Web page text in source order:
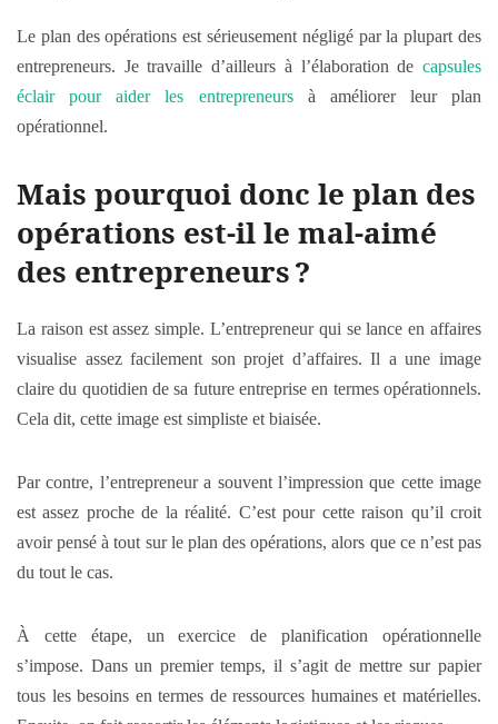
Le plan des opérations est sérieusement négligé par la plupart des
entrepreneurs. Je travaille d’ailleurs à l’élaboration de capsules
éclair pour aider les entrepreneursà améliorer leur plan
opérationnel.
Mais pourquoi donc le plan des
opérations est-il le mal-aimé
des entrepreneurs?
La raison est assez simple. L’entrepreneur qui se lance en affaires
visualise assez facilement son projet d’affaires. Il a une image
claire du quotidien de sa future entreprise en termes opérationnels.
Cela dit, cette image est simpliste et biaisée.
Par contre, l’entrepreneur a souvent l’impression que cette image
est assez proche de la réalité. C’est pour cette raison qu’il croit
avoir pensé à tout sur le plan des opérations, alors que ce n’est pas
du tout le cas.
À cette étape, un exercice de planification opérationnelle
s’impose. Dans un premier temps, il s’agit de mettre sur papier
tous les besoins en termes de ressources humaines et matérielles.